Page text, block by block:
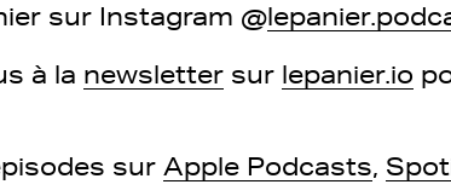
sur Instagram @
à la newsletter sur lepanier.io
sur Apple Podcasts,